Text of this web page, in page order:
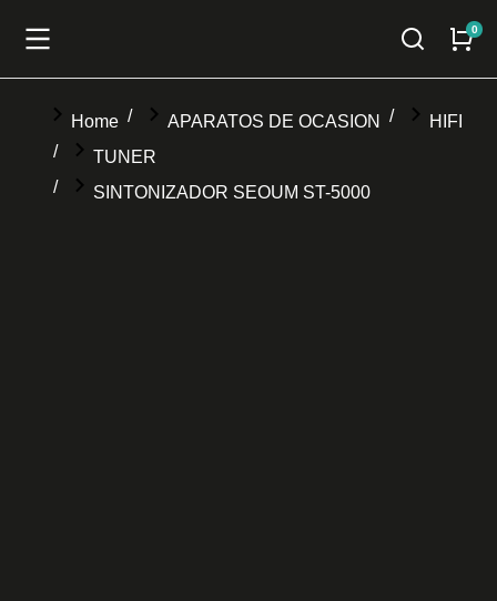
You are here:
Home APARATOS DE OCASION
HIFI
TUNER
SINTONIZADOR SEOUM ST-5000